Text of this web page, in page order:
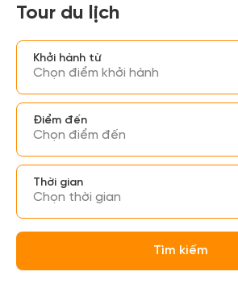
Tour du lịch
Khởi hành từ
Chọn điểm khởi hành
Điểm đến
Chọn điểm đến
Thời gian
Chọn thời gian
Tìm kiếm